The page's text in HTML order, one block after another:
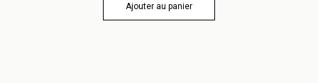
Ajouter au panier